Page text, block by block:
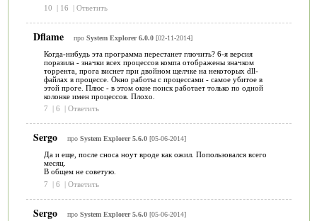
10
| 16 | Ответить
Dflame про System Explorer 6.0.0[02-11-2014]
Когда-нибудь эта программа перестанет глючить? 6-я версия
поразила - значки всех процессов компа отображены значком
торрента, прога виснет при двойном щелчке на некоторых dll-
файлах в процессе. Окно работы с процессами - самое убитое в
этой проге. Плюс - в этом окне поиск работает только по одной
колонке имен процессов. Плохо.
7
| 6 | Ответить
Sergo про System Explorer 5.6.0[05-06-2014]
Да и еще, после сноса ноут вроде как ожил. Попользовался всего
месяц.
В общем не советую.
7
| 6 | Ответить
Sergo про System Explorer 5.6.0[05-06-2014]